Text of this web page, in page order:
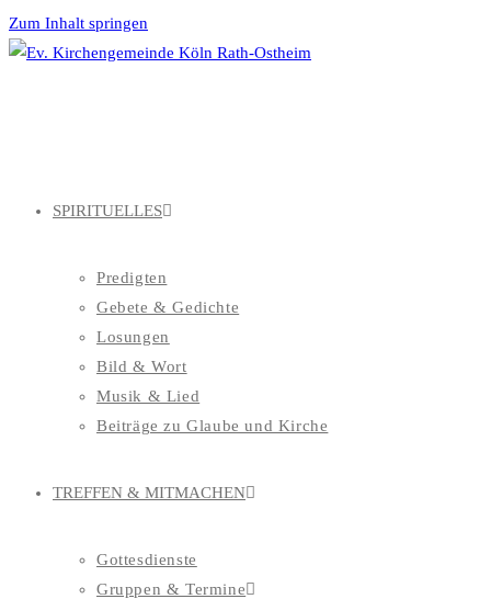
Zum Inhalt springen
SPIRITUELLES
Predigten
Gebete & Gedichte
Losungen
Bild & Wort
Musik & Lied
Beiträge zu Glaube und Kirche
TREFFEN & MITMACHEN
Gottesdienste
Gruppen & Termine